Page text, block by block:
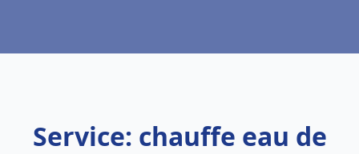
Service: chauffe eau de